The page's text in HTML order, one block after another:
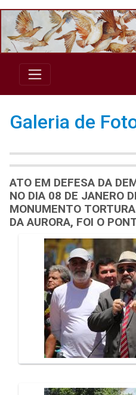
Galeria de
ATO EM DEFESA DA
NO DIA 08 DE JANERO
MONUMENTO
DA AURORA, FOI O
Galeria de Mídias